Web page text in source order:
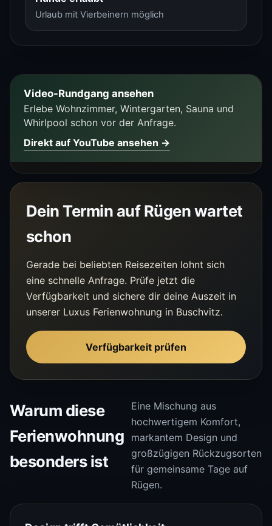
Urlaub mit Vierbeinern möglich
Video-Rundgang ansehen
Erlebe Wohnzimmer, Wintergarten, Sauna und
Whirlpool schon vor der Anfrage.
Direkt auf YouTube ansehen →
Dein Termin auf Rügen wartet
schon
Gerade bei beliebten Reisezeiten lohnt sich
eine schnelle Anfrage. Prüfe jetzt die
Verfügbarkeit und sichere dir deine Auszeit in
unserer Luxus Ferienwohnung in Buschvitz.
Verfügbarkeit prüfen
Warum diese
Ferienwohnung
besonders ist
Eine Mischung aus
hochwertigem Komfort,
markantem Design und
großzügigen Rückzugsorten
für gemeinsame Tage auf
Rügen.